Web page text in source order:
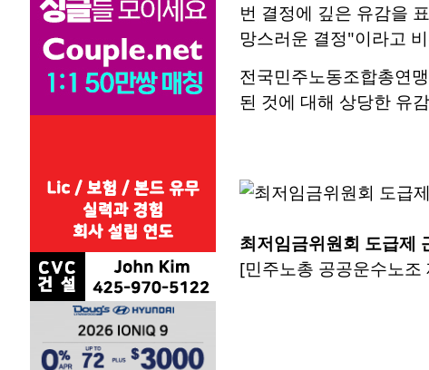
번 결정에 깊은 유감을
망스러운 결정"이라고
전국민주노동조합총연
된 것에 대해 상당한 유
최저임금위원회 도급제
[민주노총 공공운수노